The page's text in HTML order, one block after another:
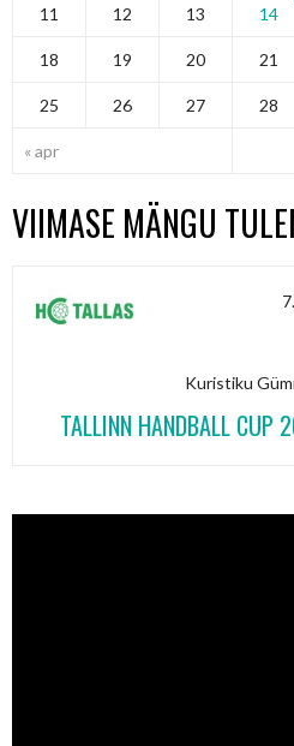
« apr
11 12 13 14
18 19 20 21
25 26 27 28
VIIMASE MÄNGU
Kuristiku
TALLINN HANDBALL